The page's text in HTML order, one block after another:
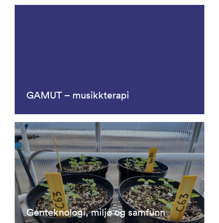
GAMUT – musikkterapi
Genteknologi, miljø og samfunn